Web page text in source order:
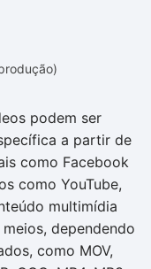
podem ser
a partir de
como Facebook
como YouTube,
multimídia
dependendo
como MOV,